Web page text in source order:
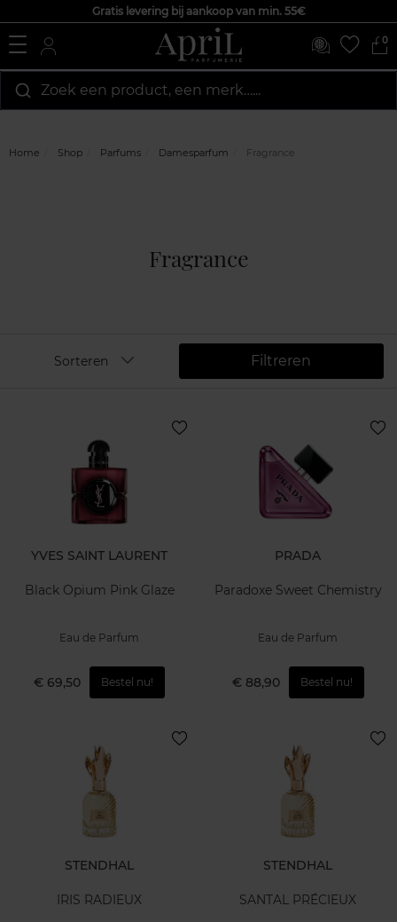
Gratis levering bij aankoop van min. 55€
0
Zoek een product, een merk…...
Home Shop Parfums Damesparfum Fragrance
Fragrance
Filtreren
Sorteren
YVES SAINT LAURENT
Black Opium Pink Glaze
Eau de Parfum
€ 69,50 Bestel nu!
PRADA
Paradoxe Sweet Chemistry
Eau de Parfum
€ 88,90 Bestel nu!
STENDHAL
IRIS RADIEUX
STENDHAL
SANTAL PRÉCIEUX